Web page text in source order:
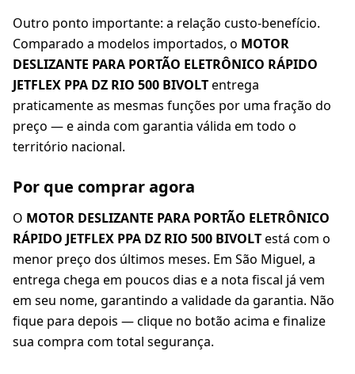
Outro ponto importante: a relação custo-benefício.
Comparado a modelos importados, o MOTOR
DESLIZANTE PARA PORTÃO ELETRÔNICO RÁPIDO
JETFLEX PPA DZ RIO 500 BIVOLTentrega
praticamente as mesmas funções por uma fração do
preço — e ainda com garantia válida em todo o
território nacional.
Por que comprar agora
O MOTOR DESLIZANTE PARA PORTÃO ELETRÔNICO
RÁPIDO JETFLEX PPA DZ RIO 500 BIVOLTestá com o
menor preço dos últimos meses. Em São Miguel, a
entrega chega em poucos dias e a nota fiscal já vem
em seu nome, garantindo a validade da garantia. Não
fique para depois — clique no botão acima e finalize
sua compra com total segurança.